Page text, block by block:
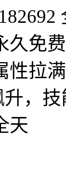
久免
性拉
，
天